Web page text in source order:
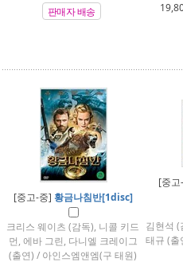
판매자 배송
[중고-중] 황금나침반[1disc]
크리스 웨이츠 (감독), 니콜 키드
먼, 에바 그린, 다니엘 크레이그
(출연) / 아인스엠앤엠(구 태원)
[중
김현석
태규 (